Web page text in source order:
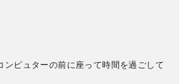
ピュターの前に座って時間を過ごして